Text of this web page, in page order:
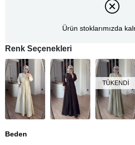
Ürün stoklarımızda
Renk Seçenekleri
TÜKENDI
Beden